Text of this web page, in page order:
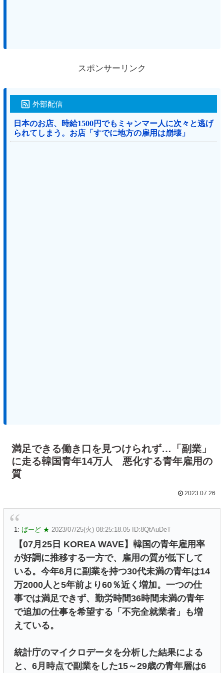
スポンサーリンク
外部配信
日本のお店、時給1500円でもミャンマー人に次々と逃げ
られてしまう。お店「すでに地方の雇用は崩壊」
満足できる働き口を見つけられず…「副業」
に走る韓国青年14万人 悪化する青年雇用の
質
2023.07.26
1: ばーど ★ 2023/07/25(火) 08:25:18.05 ID:8QtAuDeT
【07月25日 KOREA WAVE】韓国の青年雇用率
が好調に推移する一方で、雇用の質が低下して
いる。今年6月に副業を持つ30代未満の青年は14
万2000人と5年前より60％近く増加。一つの仕
事では満足できず、勤労時間36時間未満の青年
で追加の仕事を希望する「不完全就業者」も増
えている。
統計庁のマイクロデータを分析した結果による
と、6月時点で副業をした15～29歳の青年層は6